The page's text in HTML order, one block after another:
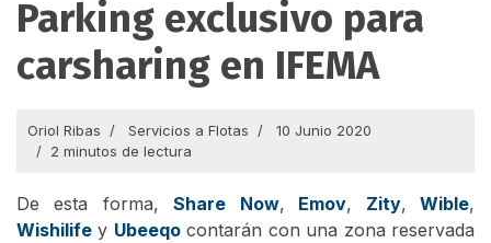
Parking exclusivo para
carsharing en IFEMA
Oriol Ribas Servicios a Flotas
10 Junio 2020
2 minutos de lectura
De esta forma,Share Now, Emov, Zity, Wible,
Wishilife y Ubeeqocontarán con una zona reservada